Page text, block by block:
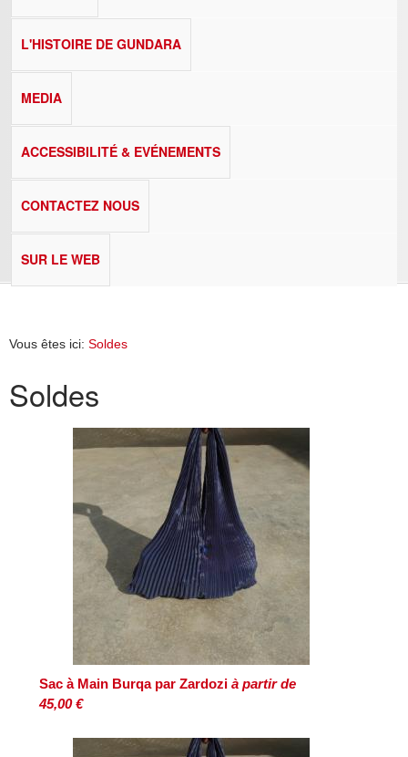
L'HISTOIRE DE GUNDARA
MEDIA
ACCESSIBILITÉ & EVÉNEMENTS
CONTACTEZ NOUS
SUR LE WEB
Vous êtes ici: Soldes
Soldes
Sac à Main Burqa par Zardozi à partir de
45,00 €